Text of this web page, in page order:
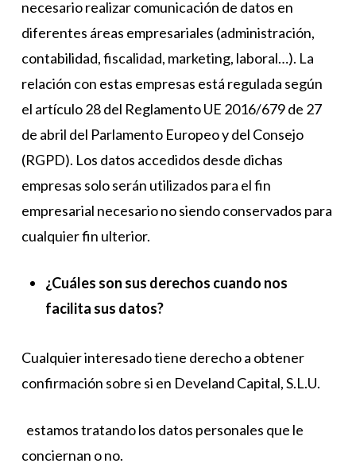
necesario realizar comunicación de datos en
diferentes áreas empresariales (administración,
contabilidad, fiscalidad, marketing, laboral…). La
relación con estas empresas está regulada según
el artículo 28 del Reglamento UE 2016/679 de 27
de abril del Parlamento Europeo y del Consejo
(RGPD). Los datos accedidos desde dichas
empresas solo serán utilizados para el fin
empresarial necesario no siendo conservados para
cualquier fin ulterior.
¿Cuáles son sus derechos cuando nos
facilita sus datos?
Cualquier interesado tiene derecho a obtener
confirmación sobre si en Develand Capital, S.L.U.
estamos tratando los datos personales que le
conciernan o no.